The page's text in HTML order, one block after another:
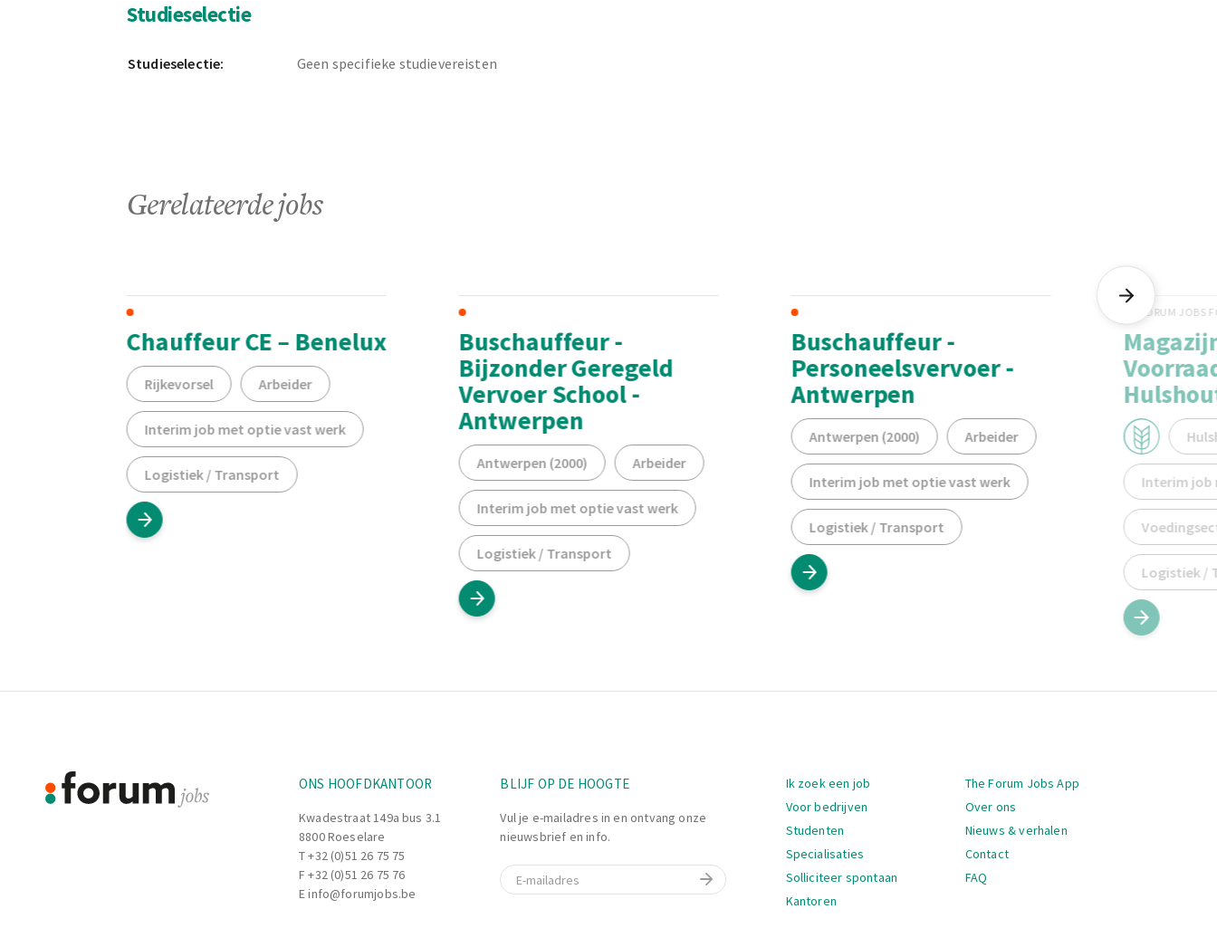
Studieselectie
Studieselectie: Geen specifieke studievereisten
Gerelateerde jobs
Chauffeur CE – Benelux
Rijkevorsel Arbeider
Interim job met optie vast werk
Logistiek / Transport
Buschauffeur -
Bijzonder Geregeld
Vervoer School -
Antwerpen
Antwerpen (2000) Arbeider
Interim job met optie vast werk
Logistiek / Transport
Buschauffeur -
Personeelsvervoer -
Antwerpen
Antwerpen (2000) Arbeider
Interim job met optie vast werk
Logistiek / Transport
FORUM JOBS
Interim job
Logistiek /
ONS HOOFDKANTOOR
Kwadestraat 149a bus 3.1
8800 Roeselare
T+32 (0)51 26 75 75
F +32 (0)51 26 75 76
Einfo@forumjobs.be
BLIJF OP DE HOOGTE
Vul je e-mailadres in en ontvang onze
nieuwsbrief en info.
E-mail
Navigatie
Ik zoek een job
Voor bedrijven
Studenten
Specialisaties
Solliciteer spontaan
Kantoren
The Forum Jobs App
Over ons
Nieuws & verhalen
Contact
FAQ